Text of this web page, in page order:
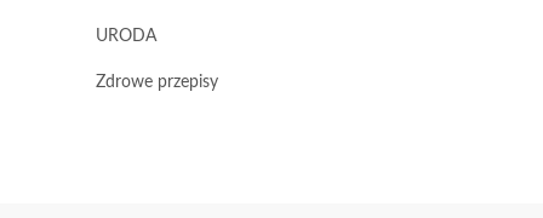
URODA
Zdrowe przepisy